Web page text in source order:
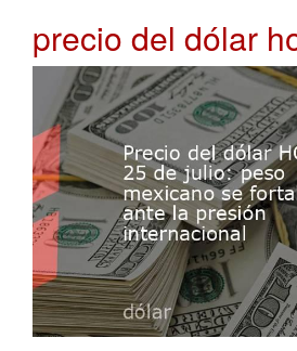
precio del dólar